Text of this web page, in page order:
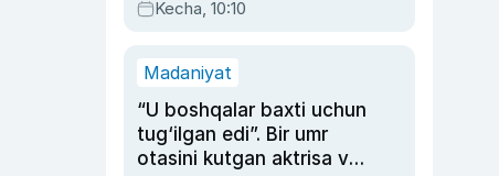
Kecha, 10:10
Madaniyat
“U boshqalar baxti uchun
tug‘ilgan edi”. Bir umr
otasini kutgan aktrisa va